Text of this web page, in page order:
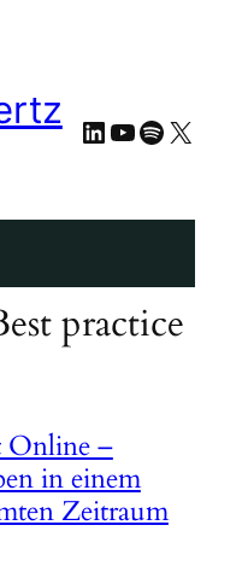
LinkedIn
YouTube
Spotify
X
Online –
in einem
Zeitraum